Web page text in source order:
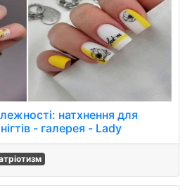
натхнення для
- галерея - Lady